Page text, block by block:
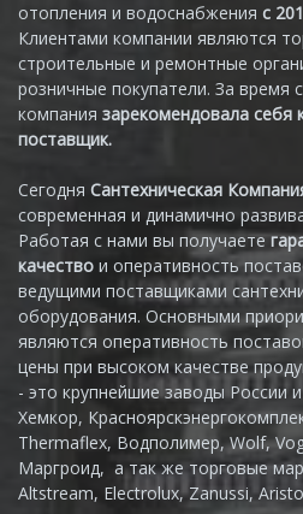
отопления и водоснабжения с
Клиентами компании являются
строительные и ремонтные
розничные покупатели. За время
компания зарекомендовала себя
поставщик.
Сегодня Сантехническая
современная и динамично
Работая с нами вы получаете
качество и оперативность
ведущими поставщиками
оборудования. Основными
являются оперативность
цены при высоком качестве
- это крупнейшие заводы России
Хемкор,
Thermaflex, Водполимер, Wolf,
Маргроид, а так же торговые
Altstream, Electrolux, Zanussi,